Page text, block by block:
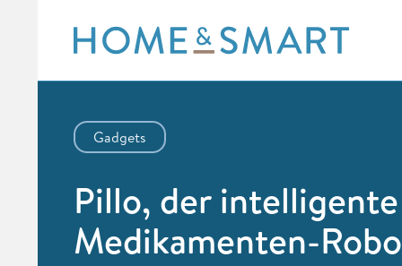
content
Gadgets
Pillo, der intelligente
Medikamenten-